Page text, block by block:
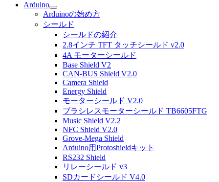
Arduino
Arduinoの始め方
シールド
シールドの紹介
2.8インチ TFT タッチシールド v2.0
4A モーターシールド
Base Shield V2
CAN-BUS Shield V2.0
Camera Shield
Energy Shield
モーターシールド V2.0
ブラシレスモーターシールド TB6605FTG
Music Shield V2.2
NFC Shield V2.0
Grove-Mega Shield
Arduino用Protoshieldキット
RS232 Shield
リレーシールド v3
SDカードシールド V4.0